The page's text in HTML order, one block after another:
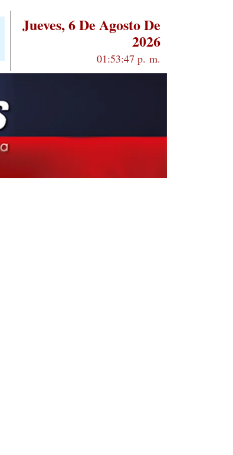
Jueves, 6 De Agosto De
2026
01:53:48 p. m.